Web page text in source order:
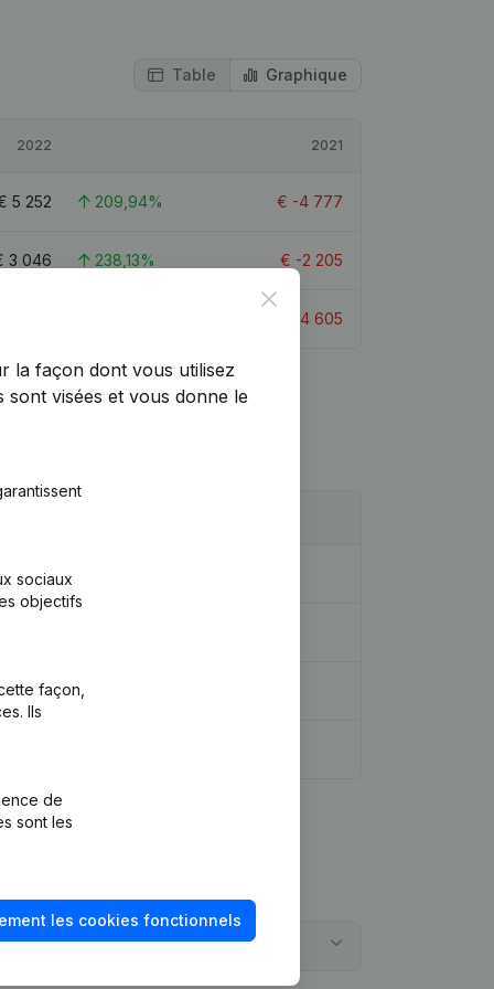
Table Graphique
2022 2021
5 252 209,94% € -4 777
3 046 238,13% € -2 205
-4 605
Close
la façon dont vous utilisez
visées et vous donne le
sociaux
objectifs
façon,
Ils
de
sont les
les cookies fonctionnels